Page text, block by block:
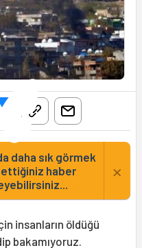
daha sık görmek
haber
×
insanların öldüğü
bakamıyoruz.